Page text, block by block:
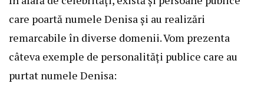
care poartă numele Denisa și au realizări
remarcabile în diverse domenii. Vom prezenta
câteva exemple de personalități publice care au
purtat numele Denisa: